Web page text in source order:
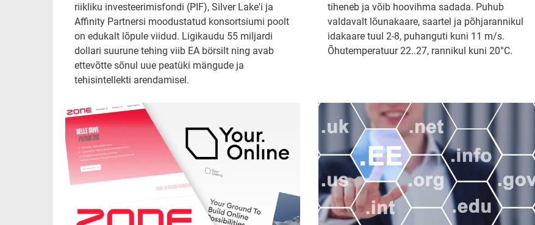
riikliku investeerimisfondi (PIF), Silver Lake'i ja
Affinity Partnersi moodustatud konsortsiumi poolt
on edukalt lõpule viidud. Ligikaudu 55 miljardi
dollari suurune tehing viib EA börsilt ning avab
ettevõtte sõnul uue peatüki mängude ja
tehisintellekti arendamisel.
tiheneb ja võib hoovihma sadada. Puhub
valdavalt lõunakaare, saartel ja põhjarannikul
idakaare tuul 2-8, puhanguti kuni 11 m/s.
Õhutemperatuur 22..27, rannikul kuni 20°C.